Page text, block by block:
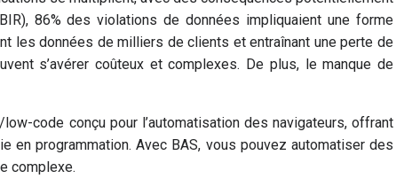
86% des violations de données impliquaient une forme
les données de milliers de clients et entraînant une perte de
s’avérer coûteux et complexes. De plus, le manque de
code conçu pour l’automatisation des navigateurs, offrant
en programmation. Avec BAS, vous pouvez automatiser des
complexe.